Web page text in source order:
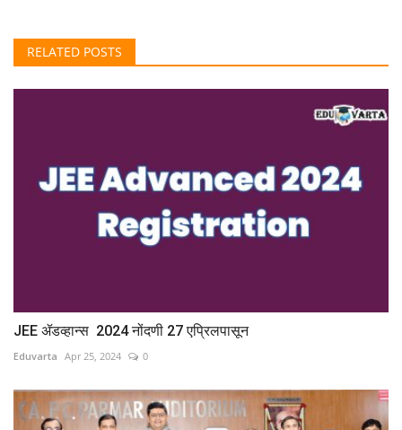
RELATED POSTS
JEE ॲडव्हान्स 2024 नोंदणी 27 एप्रिलपासून
Eduvarta Apr 25, 2024 0